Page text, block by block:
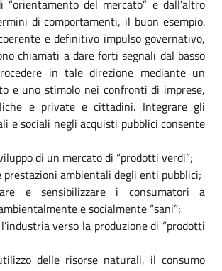
del mercato” e dall’altro
di comportamenti, il buon esempio.
e definitivo impulso governativo,
chiamati a dare forti segnali dal basso
in tale direzione mediante un
e uno stimolo nei confronti di imprese,
e private e cittadini. Integrare gli
e sociali negli acquisti pubblici consente
di un mercato di “prodotti verdi”;
ambientali degli enti pubblici;
sensibilizzare i consumatori a
e socialmente “sani”;
verso la produzione di “prodotti
delle risorse naturali, il consumo